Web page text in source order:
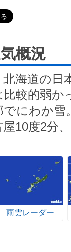
概況
海道の日
較的弱か
にわか
10度2分
雨雲レーダー